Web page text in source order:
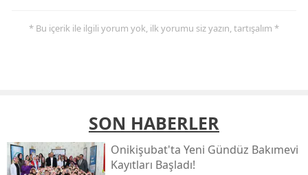
* Bu içerik ile ilgili yorum yok, ilk yorumu siz yazın, tartışalım *
SON HABERLER
Onikişubat'ta Yeni Gündüz Bakımevi
Kayıtları Başladı!